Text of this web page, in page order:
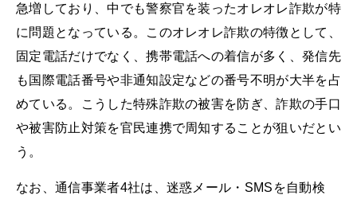
急増しており、中でも警察官を装ったオレオレ詐欺が特
に問題となっている。このオレオレ詐欺の特徴として、
固定電話だけでなく、携帯電話への着信が多く、発信先
も国際電話番号や非通知設定などの番号不明が大半を占
めている。こうした特殊詐欺の被害を防ぎ、詐欺の手口
や被害防止対策を官民連携で周知することが狙いだとい
う。
なお、通信事業者4社は、迷惑メール・SMSを自動検